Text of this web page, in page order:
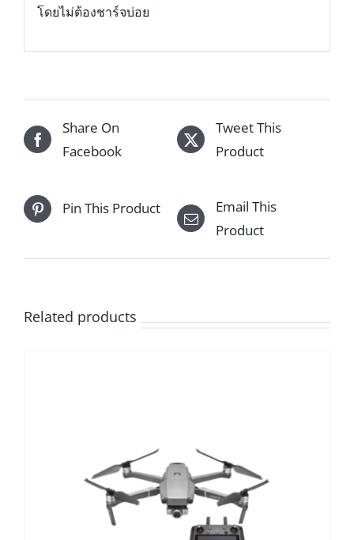
โดยไม่ต้องชาร์จบ่อย
Share On
Facebook
Tweet This
Product
Pin This Product
Email This
Product
Related products